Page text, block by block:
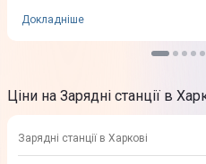
Докладніше
Ціни на Зарядні станції в
Зарядні станції в Харкові